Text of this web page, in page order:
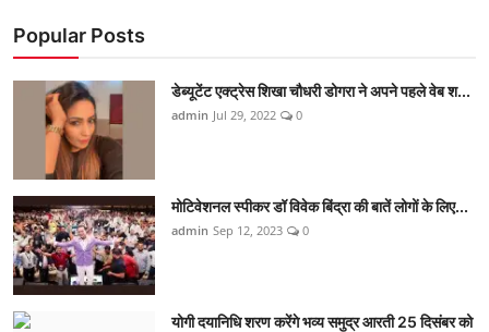
Popular Posts
डेब्यूटेंट एक्ट्रेस शिखा चौधरी डोगरा ने अपने पहले वेब श...
admin Jul 29, 2022 0
मोटिवेशनल स्पीकर डॉ विवेक बिंद्रा की बातें लोगों के लिए...
admin Sep 12, 2023 0
योगी दयानिधि शरण करेंगे भव्य समुद्र आरती 25 दिसंबर को